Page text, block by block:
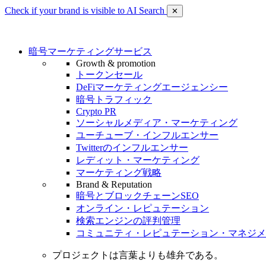
Check if your brand is visible to AI Search ✕
暗号マーケティングサービス
Growth & promotion
トークンセール
DeFiマーケティングエージェンシー
暗号トラフィック
Crypto PR
ソーシャルメディア・マーケティング
ユーチューブ・インフルエンサー
Twitterのインフルエンサー
レディット・マーケティング
マーケティング戦略
Brand & Reputation
暗号とブロックチェーンSEO
オンライン・レピュテーション
検索エンジンの評判管理
コミュニティ・レピュテーション・マネジ
プロジェクトは言葉よりも雄弁である。